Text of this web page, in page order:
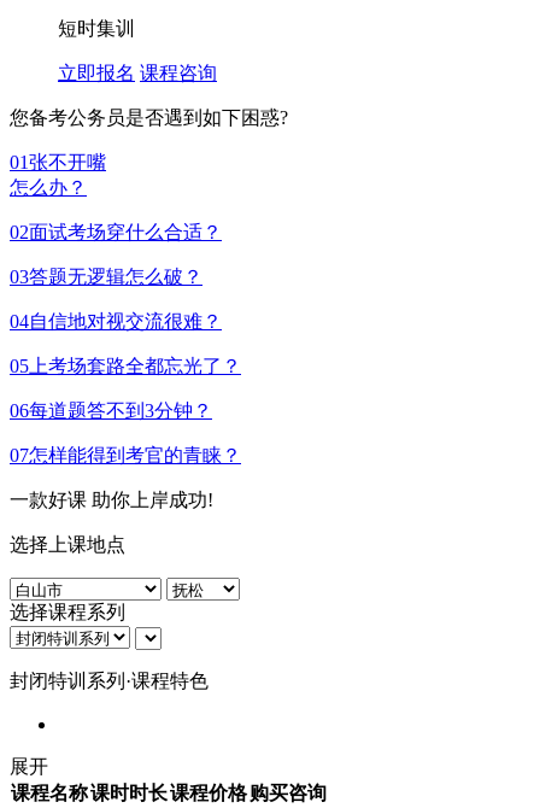
短时集训
立即报名 课程咨询
您备考公务员是否遇到如下困惑?
01张不开嘴
怎么办？
02面试考场穿什么合适？
03答题无逻辑怎么破？
04自信地对视交流很难？
05 上考场套路全都忘光了？
06每道题答不到3分钟？
07怎样能得到考官的青睐？
一款好课 助你上岸成功!
选择上课地点
选择课程系列
封闭特训系列·课程特色
展开
课程名称课时时长课程价格购买咨询